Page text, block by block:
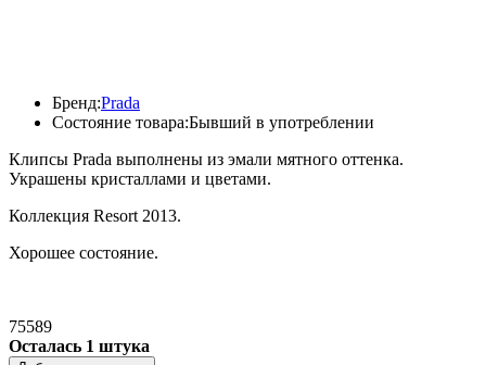
Состояние товара:Бывший в употреблении
Бренд:Prada
Клипсы Prada выполнены из эмали мятного оттенка.
Украшены кристаллами и цветами.
Коллекция Resort 2013.
Хорошее состояние.
75589
Осталась 1 штука